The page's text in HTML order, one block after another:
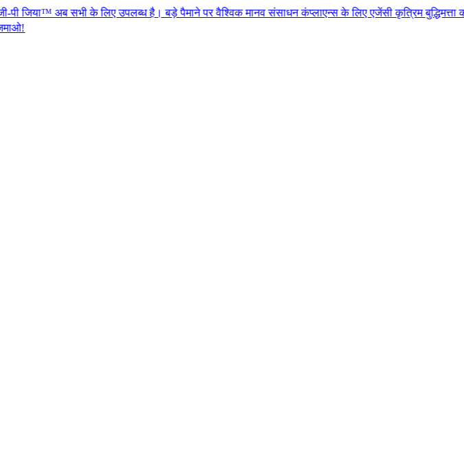
सभी के लिए उपलब्ध है। बड़े पैमाने पर वैश्विक मानव संसाधन कंप्लाएन्स के लिए एजेंसी कृत्रिम बुद्धिमत्ता को डिलीवर